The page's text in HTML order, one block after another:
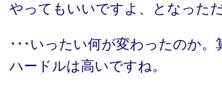
やってもいいですよ、となった
･･･いったい何が変わったのか
ハードルは高いですね。